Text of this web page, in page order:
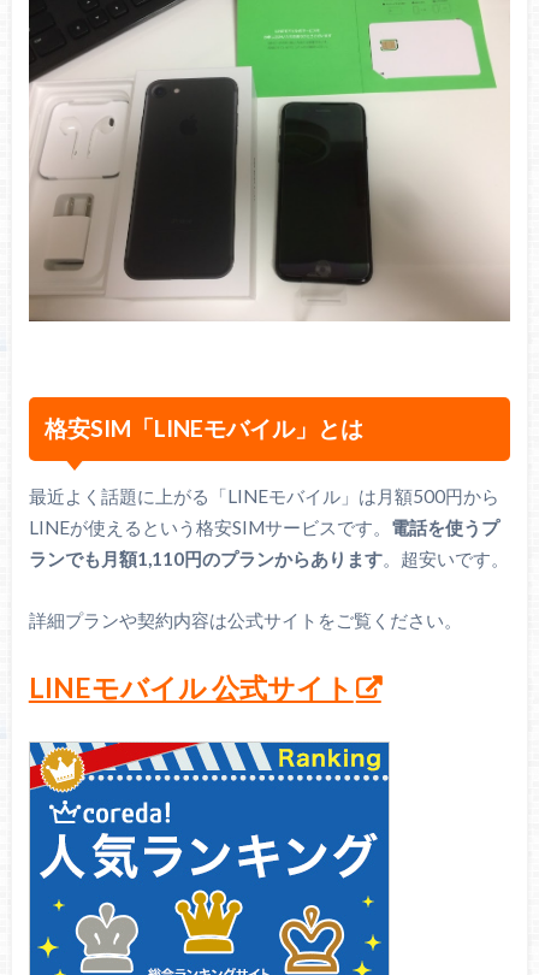
格安SIM「LINEモバイル」とは
最近よく話題に上がる「LINEモバイル」は月額500円から
LINEが使えるという格安SIMサービスです。 電話を使うプ
ランでも月額1,110円のプランからあります。超安いです。
詳細プランや契約内容は公式サイトをご覧ください。
LINEモバイル 公式サイト